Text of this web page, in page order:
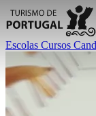
Escolas Cursos